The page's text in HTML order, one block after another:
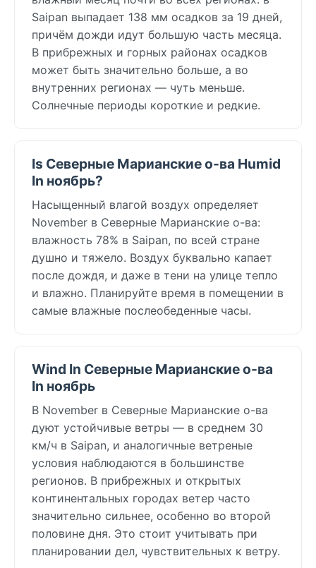
Saipan выпадает 138 мм осадков за 19 дней,
причём дожди идут большую часть месяца.
В прибрежных и горных районах осадков
может быть значительно больше, а во
внутренних регионах — чуть меньше.
Солнечные периоды короткие и редкие.
Is Северные Марианские о-ва Humid
In ноябрь?
Насыщенный влагой воздух определяет
November в Северные Марианские о-ва:
влажность 78% в Saipan, по всей стране
душно и тяжело. Воздух буквально капает
после дождя, и даже в тени на улице тепло
и влажно. Планируйте время в помещении в
самые влажные послеобеденные часы.
Wind In Северные Марианские о-ва
In ноябрь
В November в Северные Марианские о-ва
дуют устойчивые ветры — в среднем 30
км/ч в Saipan, и аналогичные ветреные
условия наблюдаются в большинстве
регионов. В прибрежных и открытых
континентальных городах ветер часто
значительно сильнее, особенно во второй
половине дня. Это стоит учитывать при
планировании дел, чувствительных к ветру.